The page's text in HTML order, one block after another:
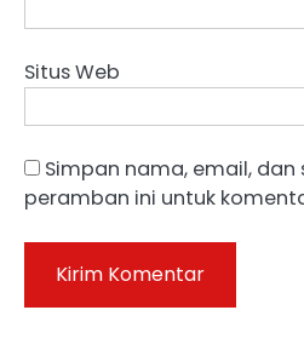
Situs Web
Simpan nama, email,
peramban ini untuk